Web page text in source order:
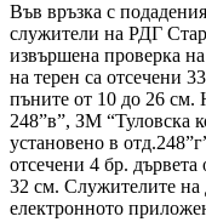
Във връзка с
служители на РДГ
извършена проверка
на терен са отсечени
пъните от 10 до 26 см.
248”в”, ЗМ “Туловска
установено в
отсечени 4 бр.
32 см. Служителите
електронното